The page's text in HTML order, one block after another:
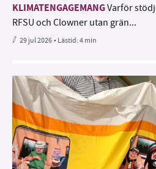
KLIMATENGAGEMANGVarför
RFSU och Clowner utan grän...
29 jul 2026• Lästid:4 min